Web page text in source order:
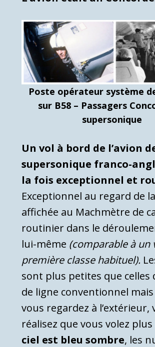
Poste opérateur système
sur B58 – Passagers
supersonique
Un vol à bord de l’avion
supersonique franco-
la fois exceptionnel et
Exceptionnel au regard de
affichée au Machmètre de
routinier dans le
lui-même (comparable à un
première classe habituel).
sont plus petites que celles
de ligne conventionnel
vous regardez à l’extérieur,
réalisez que vous volez
ciel est bleu sombre, les